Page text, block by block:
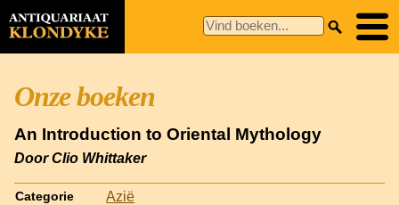
Onze boeken
An Introduction to Oriental Mythology
Door Clio Whittaker
Categorie Azië